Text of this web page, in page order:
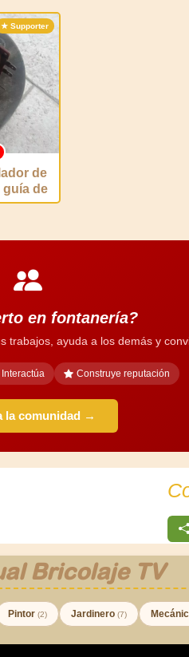
★ Supporter
de
guía de
en fontanería?
ayuda a los demás y
Interactúa Construye reputación
la comunidad →
Bricolaje TV
Pintor (2) Jardinero (7)